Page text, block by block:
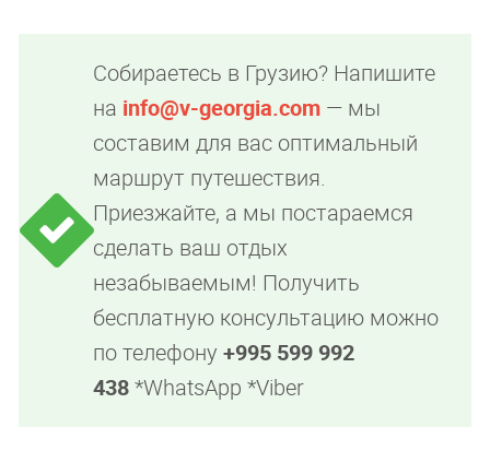
Собираетесь в Грузию? Напишите
на info@v-georgia.com — мы
составим для вас оптимальный
маршрут путешествия.
Приезжайте, а мы постараемся
сделать ваш отдых
незабываемым! Получить
бесплатную консультацию можно
по телефону +995 599 992
438*WhatsApp *Viber